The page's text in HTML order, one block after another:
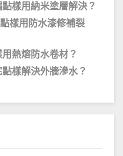
樣用納米塗層解決？
樣用防水漆修補裂
熱熔防水卷材？
樣解決外牆滲水？